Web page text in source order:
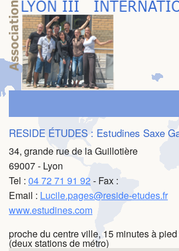
Accueil
Logement
SIM - Séminaire d'immersion
Prime ambassadeur
Parrainage
RESIDE ÉTUDES : Estudines Saxe
34, grande rue de la Guillotière
69007 - Lyon
Tel : 04 72 71 91 92 - Fax :
Email : Lucile.pages@reside-etudes.fr
www.estudines.com
proche du centre ville, 15 minutes à
(deux stations de métro)